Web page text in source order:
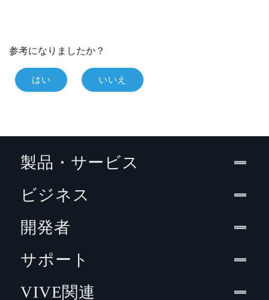
参考になりましたか？
はい いいえ
製品・サービス
ビジネス
開発者
サポート
VIVE関連